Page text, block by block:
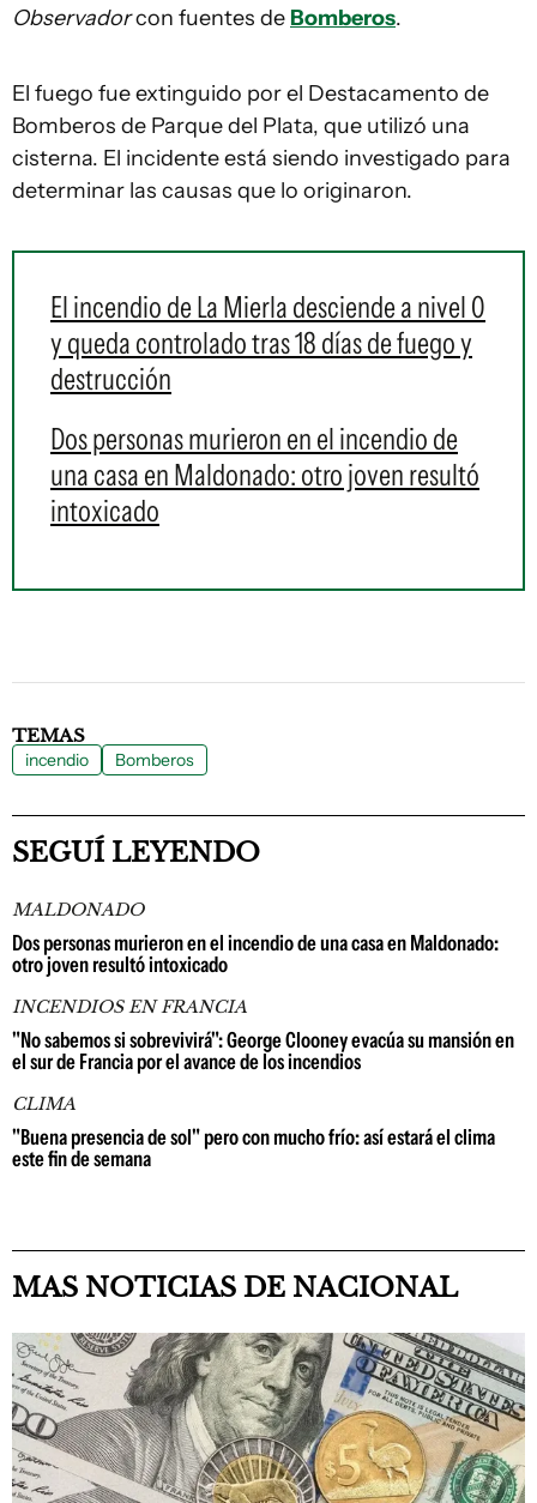
Observadorcon fuentes deBomberos.
El fuego fue extinguido por el Destacamento de
Bomberos de Parque del Plata, que utilizó una
cisterna. El incidente está siendo investigado para
determinar las causas que lo originaron.
El incendio de La Mierla desciende a nivel 0
y queda controlado tras 18 días de fuego y
destrucción
Dos personas murieron en el incendio de
una casa en Maldonado: otro joven resultó
intoxicado
TEMAS
incendio Bomberos
SEGUÍ LEYENDO
MALDONADO
Dos personas murieron en el incendio de una casa en Maldonado:
otro joven resultó intoxicado
INCENDIOS EN FRANCIA
"No sabemos si sobrevivirá": George Clooney evacúa su mansión en
el sur de Francia por el avance de los incendios
CLIMA
"Buena presencia de sol" pero con mucho frío: así estará el clima
este fin de semana
MAS NOTICIAS DE NACIONAL